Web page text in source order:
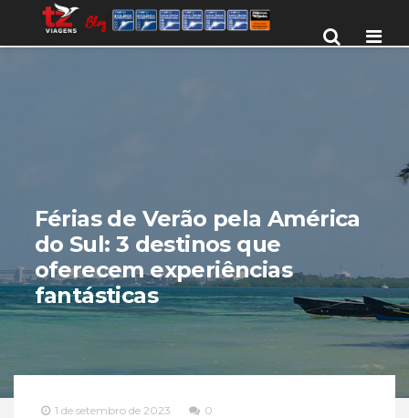
Férias de Verão pela América
do Sul: 3 destinos que
oferecem experiências
fantásticas
1 de setembro de 2023 0